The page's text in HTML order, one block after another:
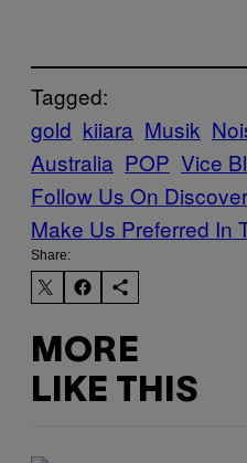
Tagged:
gold kiiara Musik
Australia POP Vice
Follow Us On Discover
Make Us Preferred In
Share:
MORE
LIKE THIS